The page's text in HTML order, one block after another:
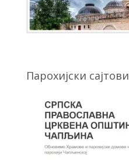
Парохијски сајтови